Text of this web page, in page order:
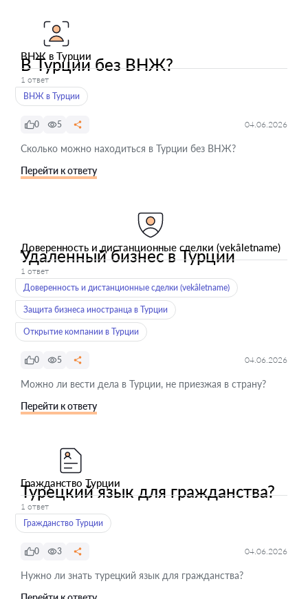
ВНЖ в Турции
В Турции без ВНЖ?
1 ответ
ВНЖ в Турции
0 5 04.06.2026
Сколько можно находиться в Турции без ВНЖ?
Перейти к ответу
Доверенность и дистанционные сделки (vekâletname)
Удаленный бизнес в Турции
1 ответ
Доверенность и дистанционные сделки (vekâletname)
Защита бизнеса иностранца в Турции
Открытие компании в Турции
0 5 04.06.2026
Можно ли вести дела в Турции, не приезжая в страну?
Перейти к ответу
Гражданство Турции
Турецкий язык для гражданства?
1 ответ
Гражданство Турции
0 3 04.06.2026
Нужно ли знать турецкий язык для гражданства?